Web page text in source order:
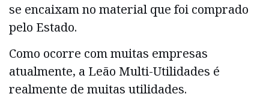
se encaixam no material que foi comprado
pelo Estado.
Como ocorre com muitas empresas
atualmente, a Leão Multi-Utilidades é
realmente de muitas utilidades.